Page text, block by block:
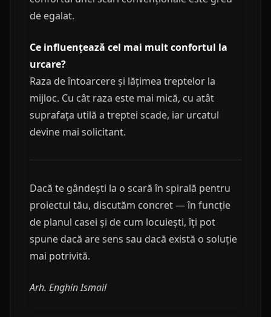
de egalat.
Ce influențează cel mai mult confortul la
urcare?
Raza de întoarcere și lățimea treptelor la
mijloc. Cu cât raza este mai mică, cu atât
suprafața utilă a treptei scade, iar urcatul
devine mai solicitant.
Dacă te gândești la o scară în spirală pentru
proiectul tău, discutăm concret — în funcție
de planul casei și de cum locuiești, îți pot
spune dacă are sens sau dacă există o soluție
mai potrivită.
Arh. Enghin Ismail